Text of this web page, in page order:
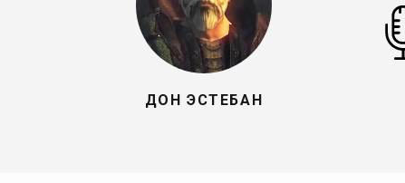
ДОН ЭСТЕБАН